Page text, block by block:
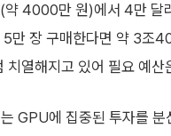
약 4000만 원)에서 4만
5만 장 구매한다면 약 3조
치열해지고 있어 필요 예
GPU에 집중된 투자를